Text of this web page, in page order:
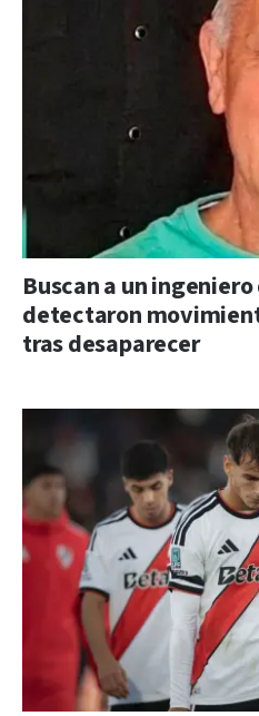
Buscan a un ingeniero
detectaron
tras desaparecer